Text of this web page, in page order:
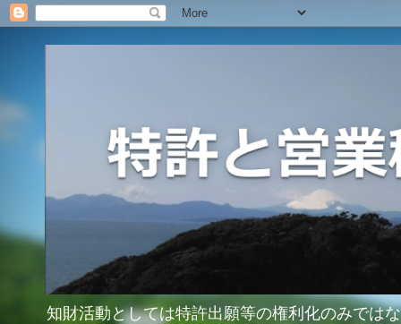
知財活動としては特許出願等の権利化のみでは